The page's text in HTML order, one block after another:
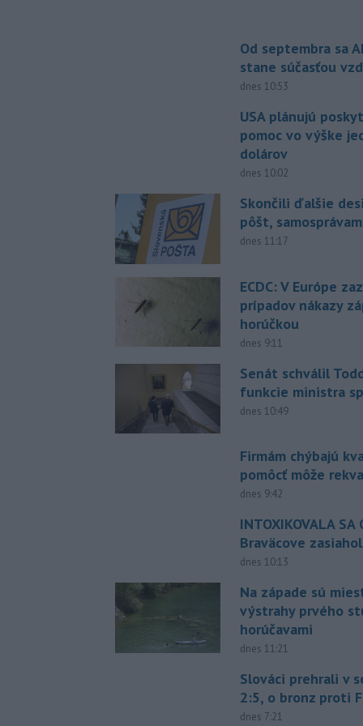
Od septembra sa
stane súčasťou
dnes 10:53
USA plánujú
pomoc vo výške
dolárov
dnes 10:02
Skončili ďalšie
pôšt,
dnes 11:17
ECDC: V Európe
prípadov nákazy
horúčkou
dnes 9:11
Senát schválil
funkcie ministra
dnes 10:49
Firmám chýbajú
pomôcť môže
dnes 9:42
INTOXIKOVALA SA
Braväcove
dnes 10:13
Na západe sú
výstrahy prvého
horúčavami
dnes 11:21
Slováci prehrali v
2:5, o bronz proti
dnes 7:21